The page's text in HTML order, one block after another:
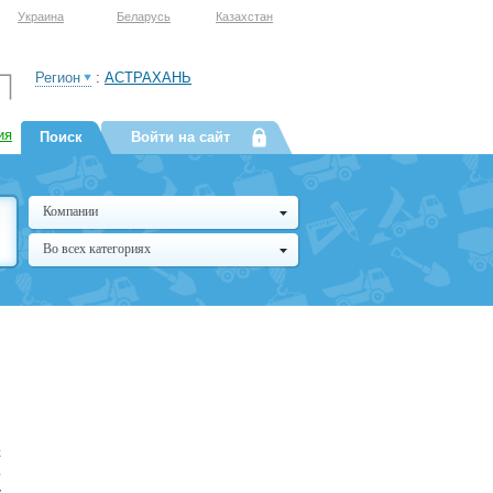
Украина Беларусь Казахстан
Регион : АСТРАХАНЬ
Поиск Войти на сайт
Компании
Во всех категориях